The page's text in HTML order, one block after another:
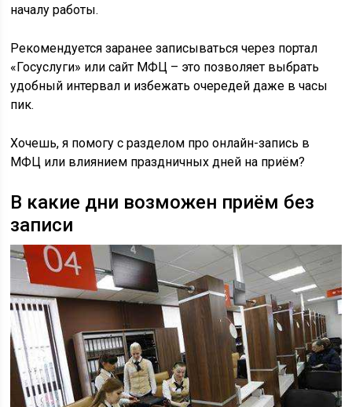
началу работы.
Рекомендуется заранее записываться через портал
«Госуслуги» или сайт МФЦ – это позволяет выбрать
удобный интервал и избежать очередей даже в часы
пик.
Хочешь, я помогу с разделом про онлайн-запись в
МФЦ или влиянием праздничных дней на приём?
В какие дни возможен приём без
записи